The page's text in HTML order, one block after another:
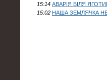
15:14 АВАРІЯ БІЛЯ
15:02 НАША ЗЕМЛЯЧКА